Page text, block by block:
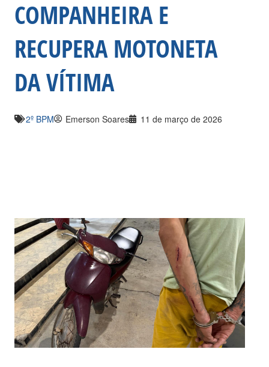
COMPANHEIRA E
RECUPERA MOTONETA
DA VÍTIMA
2º BPM Emerson Soares 11 de março de 2026